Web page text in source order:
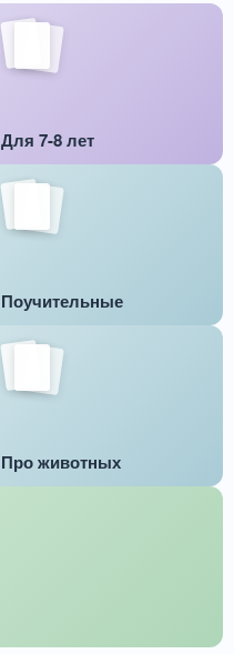
Для 7-8 лет
Поучительные
Про животных